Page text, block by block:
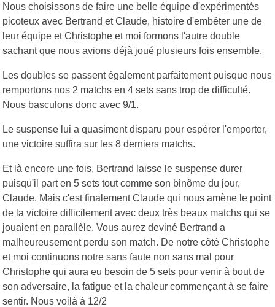
Nous choisissons de faire une belle équipe d'expérimentés
picoteux avec Bertrand et Claude, histoire d'embêter une de
leur équipe et Christophe et moi formons l'autre double
sachant que nous avions déjà joué plusieurs fois ensemble.
Les doubles se passent également parfaitement puisque nous
remportons nos 2 matchs en 4 sets sans trop de difficulté.
Nous basculons donc avec 9/1.
Le suspense lui a quasiment disparu pour espérer l'emporter,
une victoire suffira sur les 8 derniers matchs.
Et là encore une fois, Bertrand laisse le suspense durer
puisqu'il part en 5 sets tout comme son binôme du jour,
Claude. Mais c'est finalement Claude qui nous amène le point
de la victoire difficilement avec deux très beaux matchs qui se
jouaient en parallèle. Vous aurez deviné Bertrand a
malheureusement perdu son match. De notre côté Christophe
et moi continuons notre sans faute non sans mal pour
Christophe qui aura eu besoin de 5 sets pour venir à bout de
son adversaire, la fatigue et la chaleur commençant à se faire
sentir. Nous voilà à 12/2